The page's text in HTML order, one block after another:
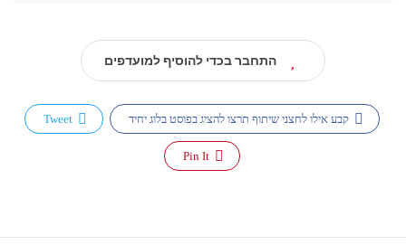
התחבר בכדי להוסיף למועדפים
קבע אילו לחצני שיתוף תרצו להציג בפוסט בלוג יחיד Tweet
Pin It